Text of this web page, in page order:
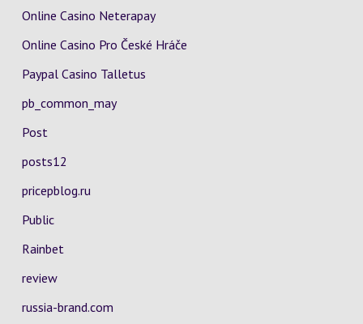
Online Casino Neterapay
Online Casino Pro České Hráče
Paypal Casino Talletus
pb_common_may
Post
posts12
pricepblog.ru
Public
Rainbet
review
russia-brand.com